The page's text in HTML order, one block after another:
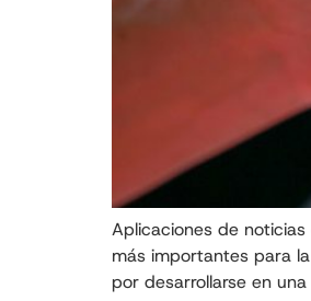
Aplicaciones de
más importantes para
por desarrollarse en